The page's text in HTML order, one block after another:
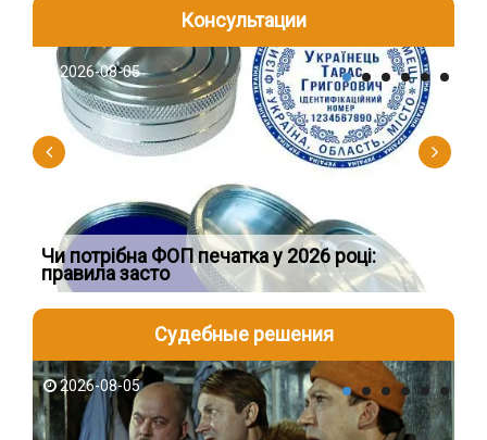
Консультации
2026-08-05
Чи потрібна ФОП печатка у 2026 році:
правила засто
Судебные решения
2026-08-05